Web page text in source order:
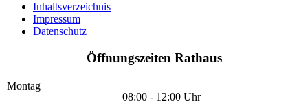
Inhaltsverzeichnis
Impressum
Datenschutz
Öffnungszeiten Rathaus
Montag
08:00 - 12:00 Uhr